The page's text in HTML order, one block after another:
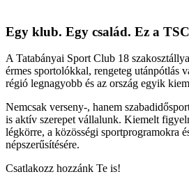
Egy klub. Egy család. Ez a
A Tatabányai Sport Club 18
érmes sportolókkal, rengeteg utánpótlás
régió legnagyobb és az ország egyik
Nemcsak verseny-, hanem
is aktív szerepet vállalunk. Kiemelt
légkörre, a közösségi sportprogramokra
népszerűsítésére.
Csatlakozz hozzánk Te is!